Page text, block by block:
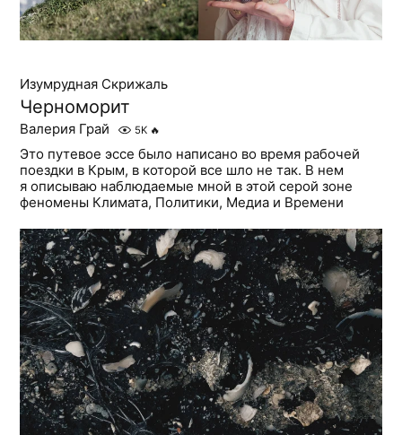
Изумрудная Скрижаль
Черноморит
Валерия Грай 5K 🔥
Это путевое эссе было написано во время рабочей
поездки в Крым, в которой все шло не так. В нем
я описываю наблюдаемые мной в этой серой зоне
феномены Климата, Политики, Медиа и Времени